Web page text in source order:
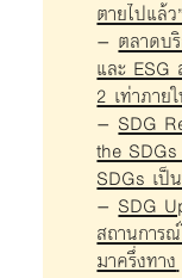
ตายไปแล้ว”
– ตลาดบ
และ ESG
2 เท่าภา
– SDG
the
SDGs เป็
– SDG
สถานการ
มาครึ่งทาง